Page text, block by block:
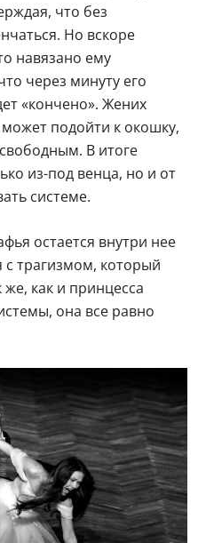
что без
Но вскоре
навязано ему
через минуту его
«кончено». Жених
подойти к окошку,
В итоге
из-под венца, но и от
системе.
остается внутри нее
трагизмом, который
как и принцесса
она все равно